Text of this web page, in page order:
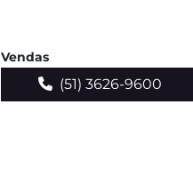
Vendas
(51) 3626-9600